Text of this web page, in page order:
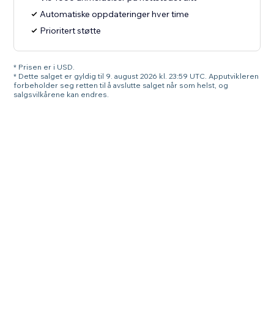
Automatiske oppdateringer hver time
Prioritert støtte
* Prisen er i USD.
* Dette salget er gyldig til 9. august 2026 kl. 23:59 UTC. Apputvikleren
forbeholder seg retten til å avslutte salget når som helst, og
salgsvilkårene kan endres.